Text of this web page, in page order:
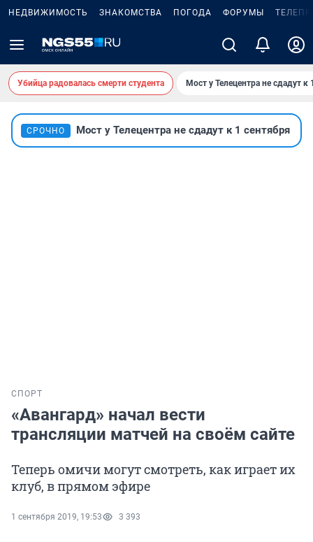
НЕДВИЖИМОСТЬ ЗНАКОМСТВА ПОГОДА ФОРУМЫ
Убийца радовалась смерти студента Мост у Телецентра не сдадут к
СРОЧНО Мост у Телецентра не сдадут к 1 сентября
СПОРТ
«Авангард» начал вести
трансляции матчей на своём сайте
Теперь омичи могут смотреть, как играет их
клуб, в прямом эфире
1 сентября 2019, 19:53 3 393